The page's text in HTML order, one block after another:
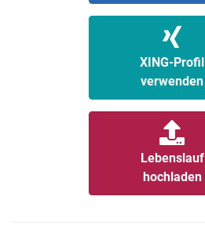
XING-Profil
verwenden
Lebenslauf
hochladen